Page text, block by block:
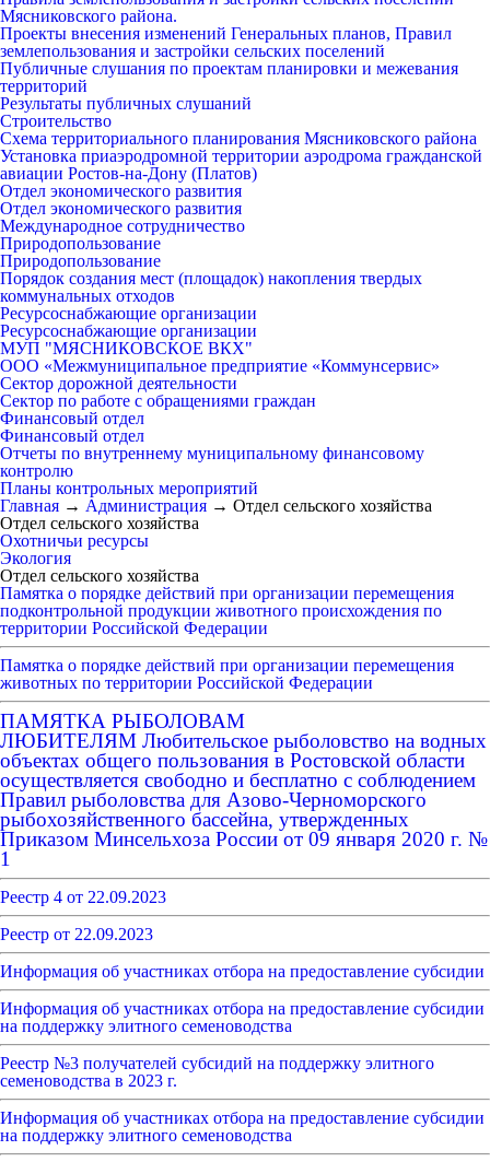
Мясниковского района.
Проекты внесения изменений Генеральных планов, Правил
землепользования и застройки сельских поселений
Публичные слушания по проектам планировки и межевания
территорий
Результаты публичных слушаний
Строительство
Схема территориального планирования Мясниковского района
Установка приаэродромной территории аэродрома гражданской
авиации Ростов-на-Дону (Платов)
Отдел экономического развития
Отдел экономического развития
Международное сотрудничество
Природопользование
Природопользование
Порядок создания мест (площадок) накопления твердых
коммунальных отходов
Ресурсоснабжающие организации
Ресурсоснабжающие организации
МУП "МЯСНИКОВСКОЕ ВКХ"
ООО «Межмуниципальное предприятие «Коммунсервис»
Сектор дорожной деятельности
Сектор по работе с обращениями граждан
Финансовый отдел
Финансовый отдел
Отчеты по внутреннему муниципальному финансовому
контролю
Планы контрольных мероприятий
Главная → Администрация → Отдел сельского хозяйства
Отдел сельского хозяйства
Охотничьи ресурсы
Экология
Отдел сельского хозяйства
Памятка о порядке действий при организации перемещения
подконтрольной продукции животного происхождения по
территории Российской Федерации
Памятка о порядке действий при организации перемещения
животных по территории Российской Федерации
ПАМЯТКА РЫБОЛОВАМ
ЛЮБИТЕЛЯМ Любительское рыболовство на водных
объектах общего пользования в Ростовской области
осуществляется свободно и бесплатно с соблюдением
Правил рыболовства для Азово-Черноморского
рыбохозяйственного бассейна, утвержденных
Приказом Минсельхоза России от 09 января 2020 г. №
1
Реестр 4 от 22.09.2023
Реестр от 22.09.2023
Информация об участниках отбора на предоставление субсидии
Информация об участниках отбора на предоставление субсидии
на поддержку элитного семеноводства
Реестр №3 получателей субсидий на поддержку элитного
семеноводства в 2023 г.
Информация об участниках отбора на предоставление субсидии
на поддержку элитного семеноводства